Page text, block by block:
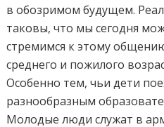
в обозримом будущем.
таковы, что мы сегодня
стремимся к этому
среднего и пожилого
Особенно тем, чьи дети
разнообразным
Молодые люди служат в